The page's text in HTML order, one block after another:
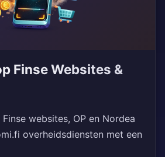
Finse Websites &
websites, OP en Nordea
overheidsdiensten met een